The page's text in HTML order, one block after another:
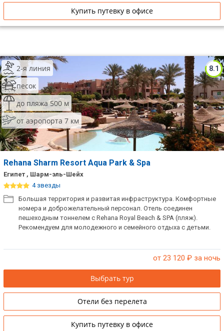
Купить путевку в офисе
8.1
2-я линия
песок
до пляжа 500 м
от аэропорта 7 км
Rehana Sharm Resort Aqua Park & Spa
Египет , Шарм-эль-Шейх
4 звезды
Большая территория и развитая инфраструктура. Комфортные
номера и доброжелательный персонал. Отель соединен
пешеходным тоннелем с Rehana Royal Beach & SPA (пляж).
Рекомендуем для молодежного и семейного отдыха с детьми.
от 23 120 ₽ за ночь
Выбрать тур
Отели без перелета
Купить путевку в офисе